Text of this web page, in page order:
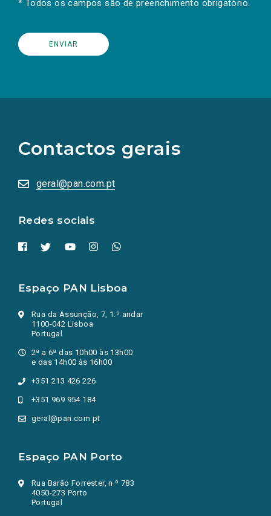
* Todos os campos são de preenchimento obrigatório.
Contactos gerais
geral@pan.com.pt
Redes sociais
redes
sociais
numa
nova
Espaço PAN Lisboa
Rua da Assunção, 7, 1.º andar
1100-042 Lisboa
Portugal
2ª a 6ª das 10h00 às 13h00
e das 14h00 às 16h00
+351 213 426 226
+351 969 954 184
geral@pan.com.pt
Espaço PAN Porto
Rua Barão Forrester, n.º 783
4050-273 Porto
Portugal